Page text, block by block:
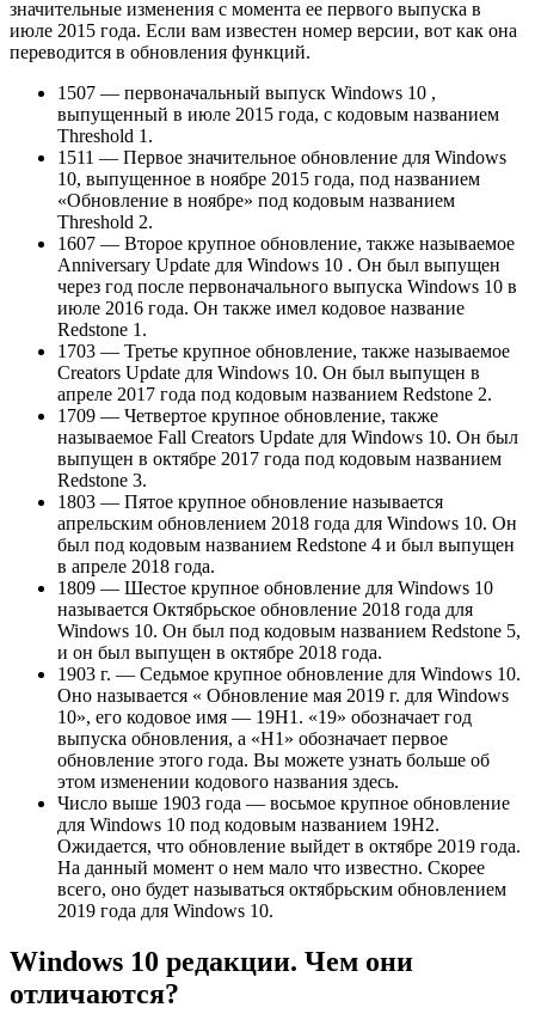
значительные изменения с момента ее первого выпуска в
июле 2015 года. Если вам известен номер версии, вот как она
переводится в обновления функций.
1507 — первоначальный выпуск Windows 10 ,
выпущенный в июле 2015 года, с кодовым названием
Threshold 1.
1511 — Первое значительное обновление для Windows
10, выпущенное в ноябре 2015 года, под названием
«Обновление в ноябре» под кодовым названием
Threshold 2.
1607 — Второе крупное обновление, также называемое
Anniversary Update для Windows 10 . Он был выпущен
через год после первоначального выпуска Windows 10 в
июле 2016 года. Он также имел кодовое название
Redstone 1.
1703 — Третье крупное обновление, также называемое
Creators Update для Windows 10. Он был выпущен в
апреле 2017 года под кодовым названием Redstone 2.
1709 — Четвертое крупное обновление, также
называемое Fall Creators Update для Windows 10. Он был
выпущен в октябре 2017 года под кодовым названием
Redstone 3.
1803 — Пятое крупное обновление называется
апрельским обновлением 2018 года для Windows 10. Он
был под кодовым названием Redstone 4 и был выпущен
в апреле 2018 года.
1809 — Шестое крупное обновление для Windows 10
называется Октябрьское обновление 2018 года для
Windows 10. Он был под кодовым названием Redstone 5,
и он был выпущен в октябре 2018 года.
1903 г. — Седьмое крупное обновление для Windows 10.
Оно называется « Обновление мая 2019 г. для Windows
10», его кодовое имя — 19H1. «19» обозначает год
выпуска обновления, а «H1» обозначает первое
обновление этого года. Вы можете узнать больше об
этом изменении кодового названия здесь.
Число выше 1903 года — восьмое крупное обновление
для Windows 10 под кодовым названием 19H2.
Ожидается, что обновление выйдет в октябре 2019 года.
На данный момент о нем мало что известно. Скорее
всего, оно будет называться октябрьским обновлением
2019 года для Windows 10.
Windows 10 редакции. Чем они
отличаются?